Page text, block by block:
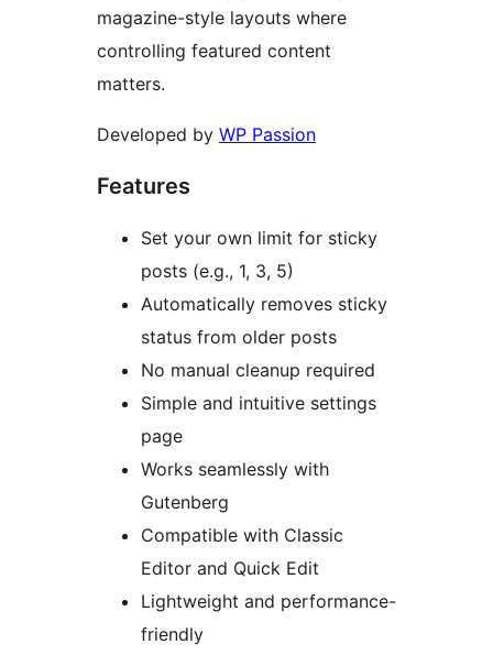
magazine-style layouts where
controlling featured content
matters.
Developed by WP Passion
Features
Set your own limit for sticky
posts (e.g., 1, 3, 5)
Automatically removes sticky
status from older posts
No manual cleanup required
Simple and intuitive settings
page
Works seamlessly with
Gutenberg
Compatible with Classic
Editor and Quick Edit
Lightweight and performance-
friendly